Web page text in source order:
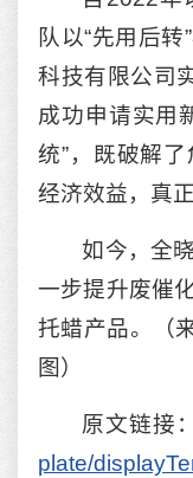
队以“先用后
科技有限公司
成功申请实用
统”，既破解
经济效益，真正
如今，全
一步提升废催
托蜡产品。（
图）
原文链接：
plate/